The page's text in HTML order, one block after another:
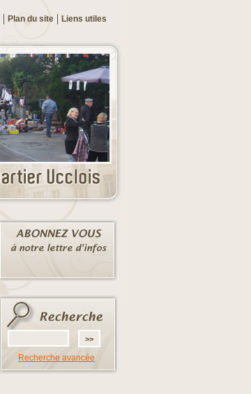
Liens utiles
Plan du site
Recherche avancée